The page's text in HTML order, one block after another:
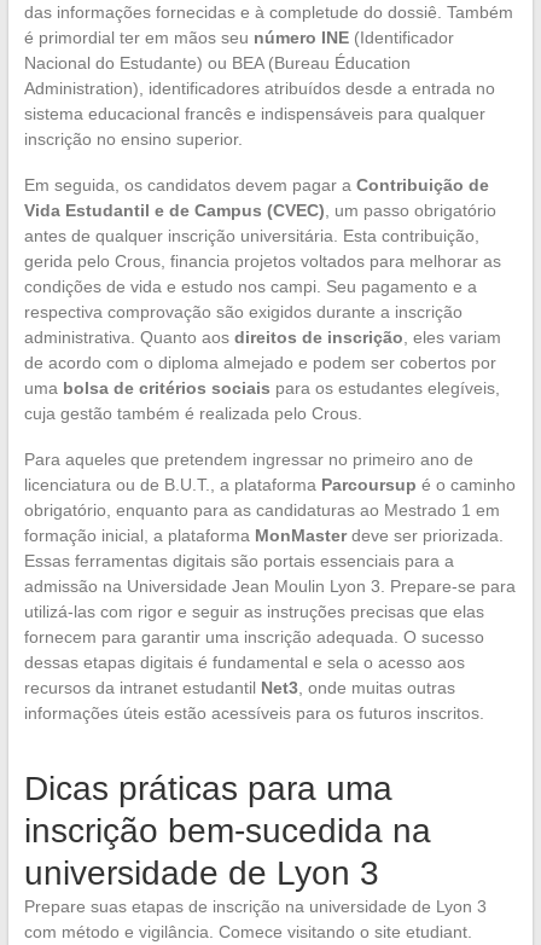
das informações fornecidas e à completude do dossiê. Também
é primordial ter em mãos seu número INE(Identificador
Nacional do Estudante) ou BEA (Bureau Éducation
Administration), identificadores atribuídos desde a entrada no
sistema educacional francês e indispensáveis para qualquer
inscrição no ensino superior.
Em seguida, os candidatos devem pagar a Contribuição de
Vida Estudantil e de Campus (CVEC) , um passo obrigatório
antes de qualquer inscrição universitária. Esta contribuição,
gerida pelo Crous, financia projetos voltados para melhorar as
condições de vida e estudo nos campi. Seu pagamento e a
respectiva comprovação são exigidos durante a inscrição
administrativa. Quanto aos direitos de inscrição , eles variam
de acordo com o diploma almejado e podem ser cobertos por
uma bolsa de critérios sociais para os estudantes elegíveis,
cuja gestão também é realizada pelo Crous.
Para aqueles que pretendem ingressar no primeiro ano de
licenciatura ou de B.U.T., a plataforma Parcoursup é o caminho
obrigatório, enquanto para as candidaturas ao Mestrado 1 em
formação inicial, a plataforma MonMasterdeve ser priorizada.
Essas ferramentas digitais são portais essenciais para a
admissão na Universidade Jean Moulin Lyon 3. Prepare-se para
utilizá-las com rigor e seguir as instruções precisas que elas
fornecem para garantir uma inscrição adequada. O sucesso
dessas etapas digitais é fundamental e sela o acesso aos
recursos da intranet estudantil Net3, onde muitas outras
informações úteis estão acessíveis para os futuros inscritos.
Dicas práticas para uma
inscrição bem-sucedida na
universidade de Lyon 3
Prepare suas etapas de inscrição na universidade de Lyon 3
com método e vigilância. Comece visitando o site etudiant.